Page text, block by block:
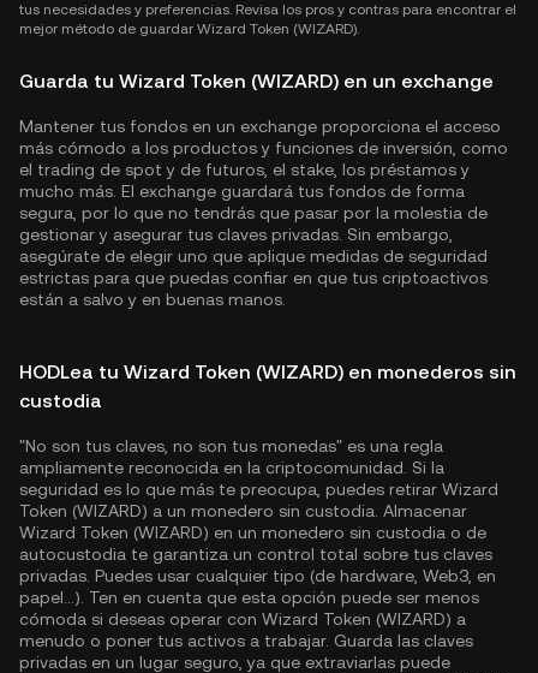
tus necesidades y preferencias. Revisa los pros y contras para encontrar el
mejor método de guardar Wizard Token (WIZARD).
Guarda tu Wizard Token (WIZARD) en un exchange
Mantener tus fondos en un exchange proporciona el acceso
más cómodo a los productos y funciones de inversión, como
el trading de spot y de futuros, el stake, los préstamos y
mucho más. El exchange guardará tus fondos de forma
segura, por lo que no tendrás que pasar por la molestia de
gestionar y asegurar tus claves privadas. Sin embargo,
asegúrate de elegir uno que aplique medidas de seguridad
estrictas para que puedas confiar en que tus criptoactivos
están a salvo y en buenas manos.
HODLea tu Wizard Token (WIZARD) en monederos sin
custodia
"No son tus claves, no son tus monedas" es una regla
ampliamente reconocida en la criptocomunidad. Si la
seguridad es lo que más te preocupa, puedes retirar Wizard
Token (WIZARD) a un monedero sin custodia. Almacenar
Wizard Token (WIZARD) en un monedero sin custodia o de
autocustodia te garantiza un control total sobre tus claves
privadas. Puedes usar cualquier tipo (de hardware, Web3, en
papel...). Ten en cuenta que esta opción puede ser menos
cómoda si deseas operar con Wizard Token (WIZARD) a
menudo o poner tus activos a trabajar. Guarda las claves
privadas en un lugar seguro, ya que extraviarlas puede